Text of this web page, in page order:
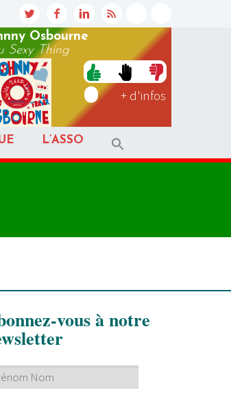
Osbourne
Sexy Thing
+ d'infos
L’ASSO
vous à notre